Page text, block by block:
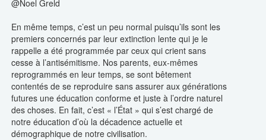
@Noel Greld
En même temps, c’est un peu normal puisqu’ils sont les
premiers concernés par leur extinction lente qui je le
rappelle a été programmée par ceux qui crient sans
cesse à l’antisémitisme. Nos parents, eux-mêmes
reprogrammés en leur temps, se sont bêtement
contentés de se reproduire sans assurer aux générations
futures une éducation conforme et juste à l’ordre naturel
des choses. En fait, c’est « l’État » qui s’est chargé de
notre éducation d’où la décadence actuelle et
démographique de notre civilisation.